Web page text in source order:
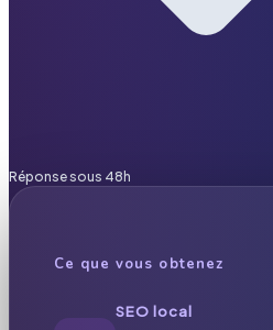
Réponse sous 48h
Ce que vous obtenez
SEO local